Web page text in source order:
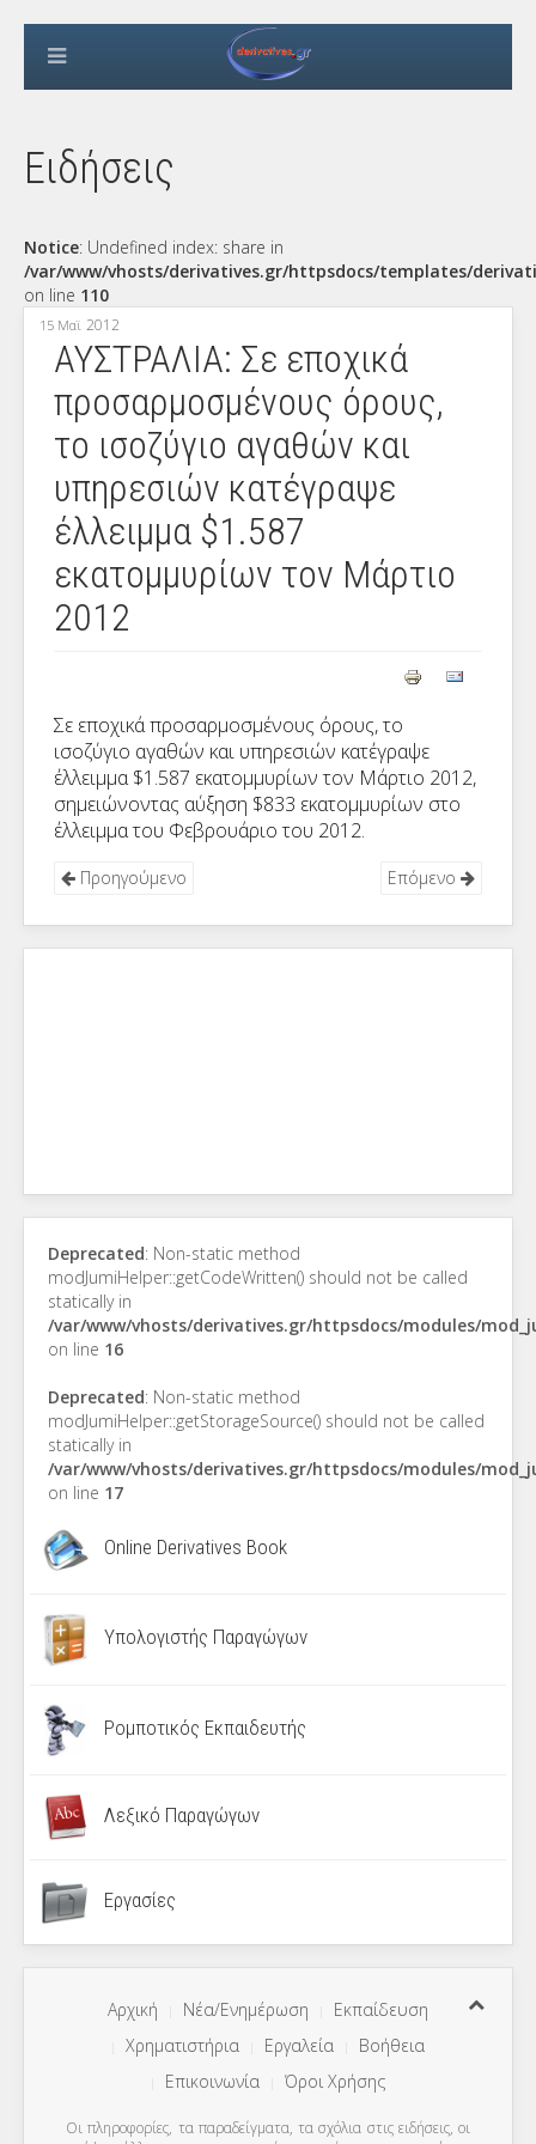
Ειδήσεις
Notice: Undefined index: share in
/var/www/vhosts/derivatives.gr/httpsdocs/templates/
on line 110
15 Μαϊ 2012
ΑΥΣΤΡΑΛΙΑ: Σε εποχικά
προσαρμοσμένους όρους,
το ισοζύγιο αγαθών και
υπηρεσιών κατέγραψε
έλλειμμα $1.587
εκατομμυρίων τον Μάρτιο
2012
Σε εποχικά προσαρμοσμένους όρους, το
ισοζύγιο αγαθών και υπηρεσιών κατέγραψε
έλλειμμα $1.587 εκατομμυρίων τον Μάρτιο 2012,
σημειώνοντας αύξηση $833 εκατομμυρίων στο
έλλειμμα του Φεβρουάριο του 2012.
Προηγούμενο Επόμενο
Deprecated: Non-static method
modJumiHelper::getCodeWritten() should not be called
statically in
/var/www/vhosts/derivatives.gr/httpsdocs/modules/
on line 16
Deprecated: Non-static method
modJumiHelper::getStorageSource() should not be called
statically in
/var/www/vhosts/derivatives.gr/httpsdocs/modules/
on line 17
Online Derivatives Book
Υπολογιστής Παραγώγων
Ρομποτικός Εκπαιδευτής
Λεξικό Παραγώγων
Εργασίες
Αρχική Νέα/Ενημέρωση
Εκπαίδευση
Χρηματιστήρια
Εργαλεία
Βοήθεια
Επικοινωνία
Όροι Χρήσης
Οι πληροφορίες, τα παραδείγματα, τα σχόλια στις ειδήσεις, οι